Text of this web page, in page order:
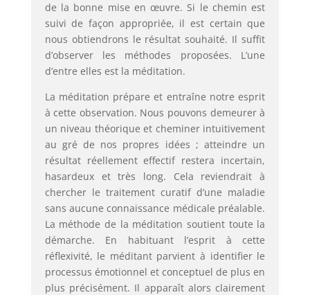
de la bonne mise en œuvre. Si le chemin est
suivi de façon appropriée, il est certain que
nous obtiendrons le résultat souhaité. Il suffit
d’observer les méthodes proposées. L’une
d’entre elles est la méditation.
La méditation prépare et entraîne notre esprit
à cette observation. Nous pouvons demeurer à
un niveau théorique et cheminer intuitivement
au gré de nos propres idées ; atteindre un
résultat réellement effectif restera incertain,
hasardeux et très long. Cela reviendrait à
chercher le traitement curatif d’une maladie
sans aucune connaissance médicale préalable.
La méthode de la méditation soutient toute la
démarche. En habituant l’esprit à cette
réflexivité, le méditant parvient à identifier le
processus émotionnel et conceptuel de plus en
plus précisément. Il apparaît alors clairement